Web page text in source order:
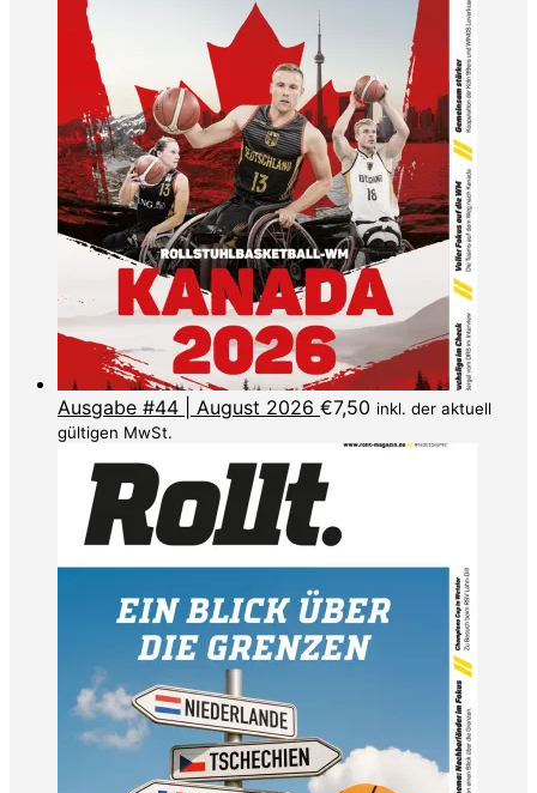
Ausgabe #44 | August 2026 €7,50 inkl. der aktuell
gültigen MwSt.